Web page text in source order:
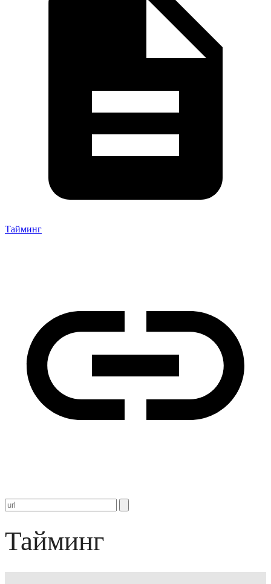
Тайминг
Тайминг